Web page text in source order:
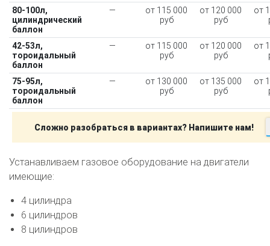
80-100л,
цилиндрический
баллон
—
от 115 000
руб
от 120 000
руб
от
42-53л,
тороидальный
баллон
—
от 115 000
руб
от 120 000
руб
от
75-95л,
тороидальный
баллон
—
от 130 000
руб
от 135 000
руб
от
Сложно разобраться в вариантах? Напишите нам!
Устанавливаем газовое оборудование на двигатели
имеющие:
4 цилиндра
6 цилиндров
8 цилиндров